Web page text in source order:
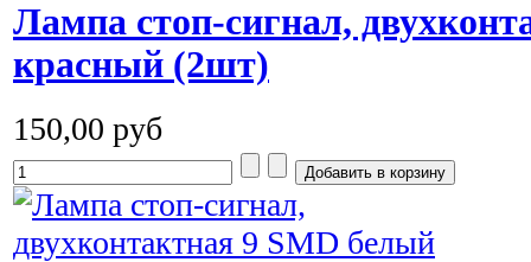
Лампа стоп-сигнал,
красный (2шт)
150,00 руб